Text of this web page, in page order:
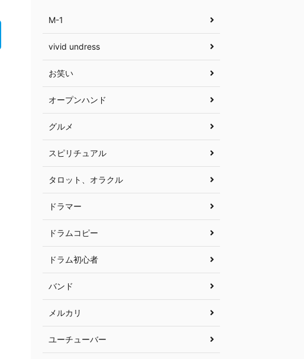
M-1
vivid undress
お笑い
オープンハンド
グルメ
スピリチュアル
タロット、オラクル
ドラマー
ドラムコピー
ドラム初心者
バンド
メルカリ
ユーチューバー